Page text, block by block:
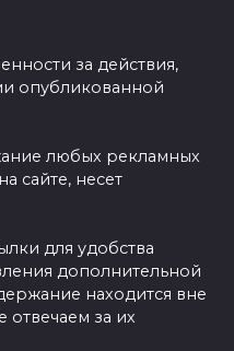
за действия,
опубликованной
любых рекламных
сайте, несет
для удобства
дополнительной
находится вне
за их